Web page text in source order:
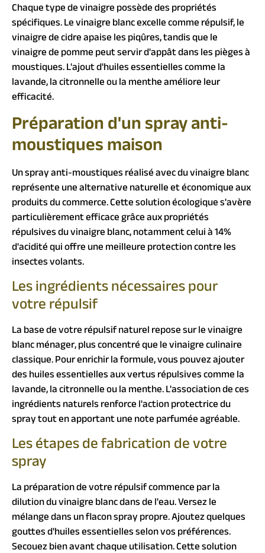
Chaque type de vinaigre possède des propriétés
spécifiques. Le vinaigre blanc excelle comme répulsif, le
vinaigre de cidre apaise les piqûres, tandis que le
vinaigre de pomme peut servir d'appât dans les pièges à
moustiques. L'ajout d'huiles essentielles comme la
lavande, la citronnelle ou la menthe améliore leur
efficacité.
Préparation d'un spray anti-
moustiques maison
Un spray anti-moustiques réalisé avec du vinaigre blanc
représente une alternative naturelle et économique aux
produits du commerce. Cette solution écologique s'avère
particulièrement efficace grâce aux propriétés
répulsives du vinaigre blanc, notamment celui à 14%
d'acidité qui offre une meilleure protection contre les
insectes volants.
Les ingrédients nécessaires pour
votre répulsif
La base de votre répulsif naturel repose sur le vinaigre
blanc ménager, plus concentré que le vinaigre culinaire
classique. Pour enrichir la formule, vous pouvez ajouter
des huiles essentielles aux vertus répulsives comme la
lavande, la citronnelle ou la menthe. L'association de ces
ingrédients naturels renforce l'action protectrice du
spray tout en apportant une note parfumée agréable.
Les étapes de fabrication de votre
spray
La préparation de votre répulsif commence par la
dilution du vinaigre blanc dans de l'eau. Versez le
mélange dans un flacon spray propre. Ajoutez quelques
gouttes d'huiles essentielles selon vos préférences.
Secouez bien avant chaque utilisation. Cette solution